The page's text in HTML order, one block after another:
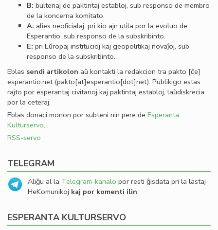
B: bultenaj de paktintaj establoj, sub responso de membro
de la koncerna komitato.
A: alies neoﬁcialaj, pri kio ajn utila por la evoluo de
Esperantio, sub responso de la subskribinto.
E: pri Eŭropaj institucioj kaj geopolitikaj novaĵoj, sub
responso de la subskribinto.
Eblas sendi artikolon aŭ kontakti la redakcion tra pakto [ĉe]
esperantio.net(pakto[at]esperantio[dot]net). Publikigo estas
rajto por esperantaj civitanoj kaj paktintaj establoj, laŭdiskrecia
por la ceteraj.
Eblas donaci monon por subteni nin pere de Esperanta
Kulturservo.
RSS-servo
TELEGRAM
Aliĝu al la Telegram-kanalo por resti ĝisdata pri la lastaj
HeKomunikoj kaj por komenti ilin.
ESPERANTA KULTURSERVO